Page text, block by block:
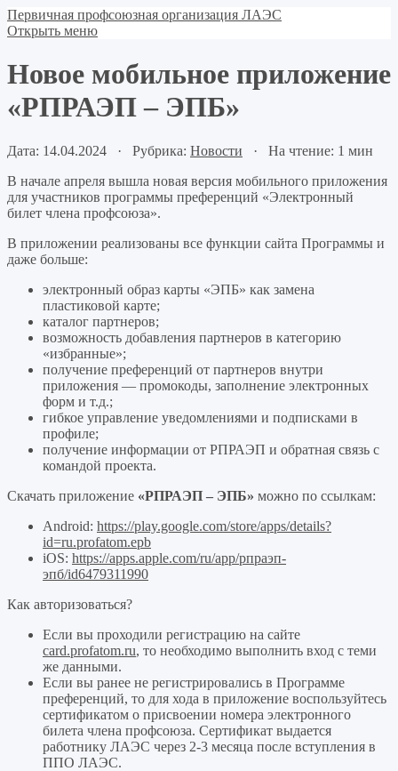
Первичная профсоюзная организация ЛАЭС
Открыть меню
Новое мобильное приложение
«РПРАЭП – ЭПБ»
Дата: 14.04.2024 · Рубрика: Новости · На чтение: 1 мин
В начале апреля вышла новая версия мобильного приложения
для участников программы преференций «Электронный
билет члена профсоюза».
В приложении реализованы все функции сайта Программы и
даже больше:
электронный образ карты «ЭПБ» как замена
пластиковой карте;
каталог партнеров;
возможность добавления партнеров в категорию
«избранные»;
получение преференций от партнеров внутри
приложения — промокоды, заполнение электронных
форм и т.д.;
гибкое управление уведомлениями и подписками в
профиле;
получение информации от РПРАЭП и обратная связь с
командой проекта.
Скачать приложение «РПРАЭП – ЭПБ» можно по ссылкам:
Android: https://play.google.com/store/apps/details?
id=ru.profatom.epb
iOS: https://apps.apple.com/ru/app/рпраэп-
эпб/id6479311990
Как авторизоваться?
Если вы проходили регистрацию на сайте
card.profatom.ru, то необходимо выполнить вход с теми
же данными.
Если вы ранее не регистрировались в Программе
преференций, то для хода в приложение воспользуйтесь
сертификатом о присвоении номера электронного
билета члена профсоюза. Сертификат выдается
работнику ЛАЭС через 2-3 месяца после вступления в
ППО ЛАЭС.